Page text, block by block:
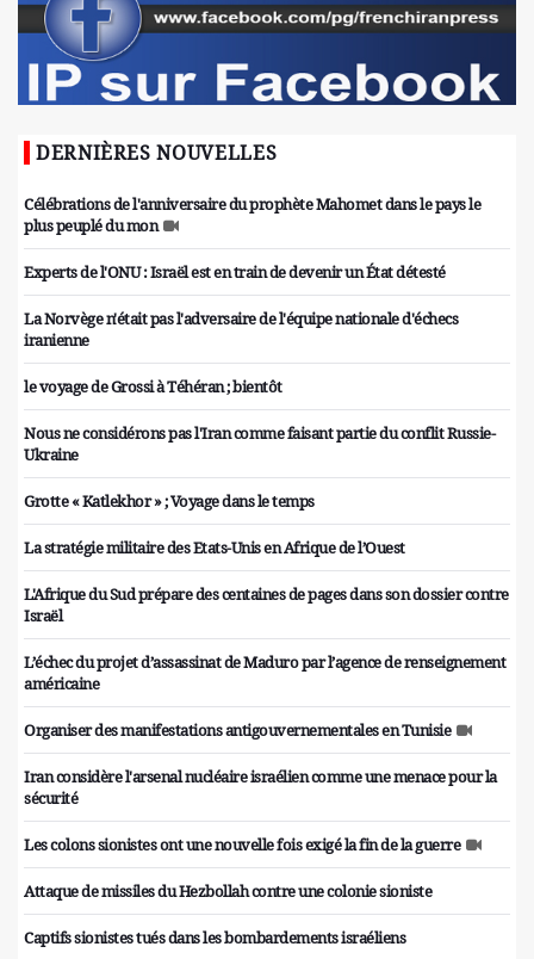
DERNIÈRES NOUVELLES
Célébrations de l'anniversaire du prophète Mahomet dans le pays le
plus peuplé du mon
Experts de l'ONU : Israël est en train de devenir un État détesté
La Norvège n'était pas l'adversaire de l'équipe nationale d'échecs
iranienne
le voyage de Grossi à Téhéran ; bientôt
Nous ne considérons pas l'Iran comme faisant partie du conflit Russie-
Ukraine
Grotte « Katlekhor » ; Voyage dans le temps
La stratégie militaire des Etats-Unis en Afrique de l’Ouest
L'Afrique du Sud prépare des centaines de pages dans son dossier contre
Israël
L’échec du projet d’assassinat de Maduro par l’agence de renseignement
américaine
Organiser des manifestations antigouvernementales en Tunisie
Iran considère l'arsenal nucléaire israélien comme une menace pour la
sécurité
Les colons sionistes ont une nouvelle fois exigé la fin de la guerre
Attaque de missiles du Hezbollah contre une colonie sioniste
Captifs sionistes tués dans les bombardements israéliens